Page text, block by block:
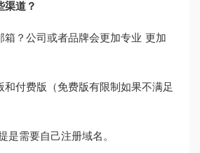
渠道？
箱？公司或者品牌会更加专业 更加
和付费版（免费版有限制如果不满足
是需要自己注册域名。